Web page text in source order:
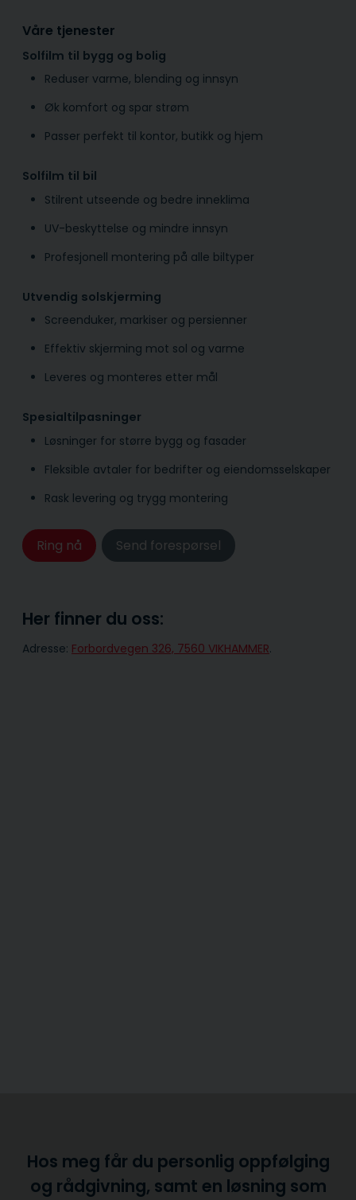
Våre tjenester
Solfilm til bygg og bolig
Reduser varme, blending og innsyn
Øk komfort og spar strøm
Passer perfekt til kontor, butikk og hjem
Solfilm til bil
Stilrent utseende og bedre inneklima
UV-beskyttelse og mindre innsyn
Profesjonell montering på alle biltyper
Utvendig solskjerming
Screenduker, markiser og persienner
Effektiv skjerming mot sol og varme
Leveres og monteres etter mål
Spesialtilpasninger
Løsninger for større bygg og fasader
Fleksible avtaler for bedrifter og eiendomsselskaper
Rask levering og trygg montering
Ring nå Send forespørsel
Her finner du oss:
Adresse: Forbordvegen 326, 7560 VIKHAMMER.
Hos meg får du personlig oppfølging
og rådgivning, samt en løsning som